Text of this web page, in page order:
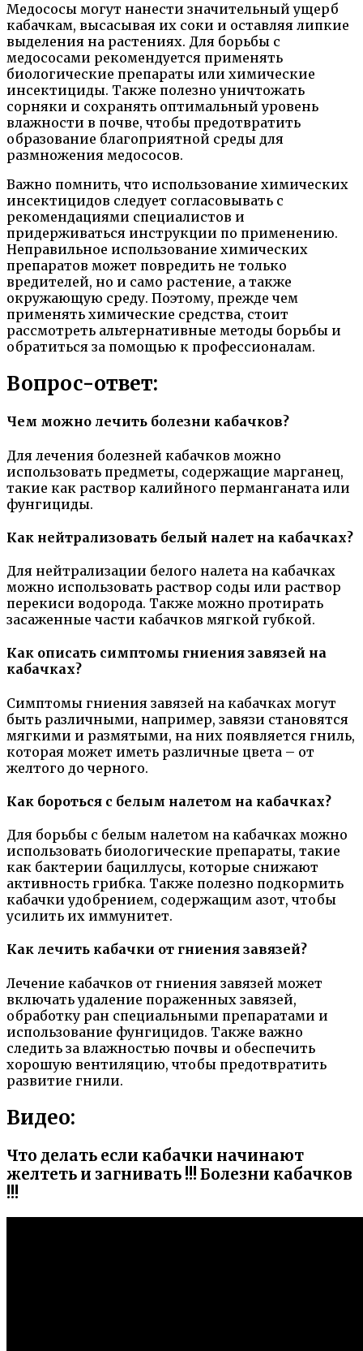
Медососы могут нанести значительный ущерб
кабачкам, высасывая их соки и оставляя липкие
выделения на растениях. Для борьбы с
медососами рекомендуется применять
биологические препараты или химические
инсектициды. Также полезно уничтожать
сорняки и сохранять оптимальный уровень
влажности в почве, чтобы предотвратить
образование благоприятной среды для
размножения медососов.
Важно помнить, что использование химических
инсектицидов следует согласовывать с
рекомендациями специалистов и
придерживаться инструкции по применению.
Неправильное использование химических
препаратов может повредить не только
вредителей, но и само растение, а также
окружающую среду. Поэтому, прежде чем
применять химические средства, стоит
рассмотреть альтернативные методы борьбы и
обратиться за помощью к профессионалам.
Вопрос-ответ:
Чем можно лечить болезни кабачков?
Для лечения болезней кабачков можно
использовать предметы, содержащие марганец,
такие как раствор калийного перманганата или
фунгициды.
Как нейтрализовать белый налет на кабачках?
Для нейтрализации белого налета на кабачках
можно использовать раствор соды или раствор
перекиси водорода. Также можно протирать
засаженные части кабачков мягкой губкой.
Как описать симптомы гниения завязей на
кабачках?
Симптомы гниения завязей на кабачках могут
быть различными, например, завязи становятся
мягкими и размятыми, на них появляется гниль,
которая может иметь различные цвета – от
желтого до черного.
Как бороться с белым налетом на кабачках?
Для борьбы с белым налетом на кабачках можно
использовать биологические препараты, такие
как бактерии бациллусы, которые снижают
активность грибка. Также полезно подкормить
кабачки удобрением, содержащим азот, чтобы
усилить их иммунитет.
Как лечить кабачки от гниения завязей?
Лечение кабачков от гниения завязей может
включать удаление пораженных завязей,
обработку ран специальными препаратами и
использование фунгицидов. Также важно
следить за влажностью почвы и обеспечить
хорошую вентиляцию, чтобы предотвратить
развитие гнили.
Видео:
Что делать если кабачки начинают
желтеть и загнивать !!! Болезни кабачков
!!!